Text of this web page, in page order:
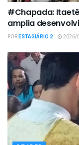
#Chapada:
amplia
PORESTAGIÁRIO 2 2026/